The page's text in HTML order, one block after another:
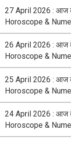
27 April 2026 : आज के
Horoscope &
26 April 2026 : आज के
Horoscope &
25 April 2026 : आज के
Horoscope &
24 April 2026 : आज के
Horoscope &